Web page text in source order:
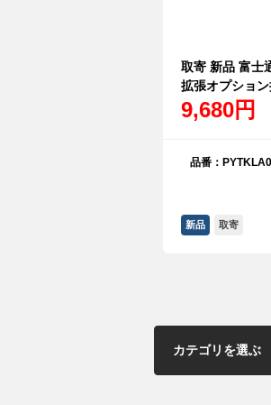
取寄 新品 富士
拡張オプショ
9,680円
品番：
新品 取寄